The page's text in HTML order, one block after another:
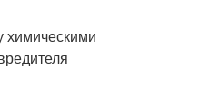
химическими